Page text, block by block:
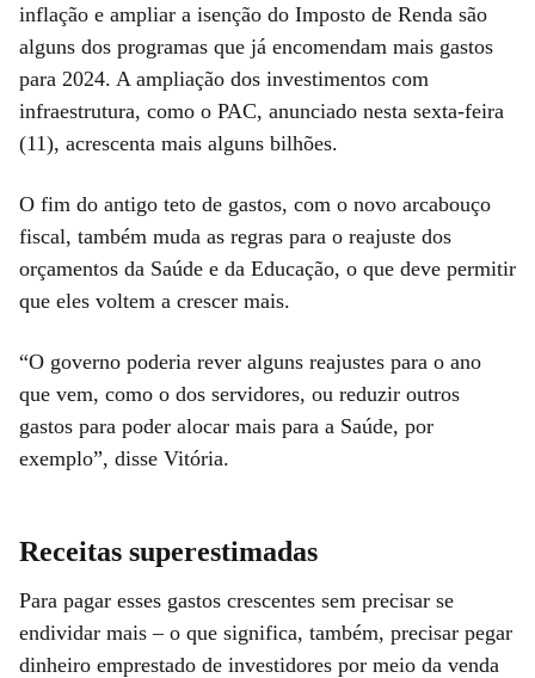
inflação e ampliar a isenção do Imposto de Renda são
alguns dos programas que já encomendam mais gastos
para 2024. A ampliação dos investimentos com
infraestrutura, como o PAC, anunciado nesta sexta-feira
(11), acrescenta mais alguns bilhões.
O fim do antigo teto de gastos, com o novo arcabouço
fiscal, também muda as regras para o reajuste dos
orçamentos da Saúde e da Educação, o que deve permitir
que eles voltem a crescer mais.
“O governo poderia rever alguns reajustes para o ano
que vem, como o dos servidores, ou reduzir outros
gastos para poder alocar mais para a Saúde, por
exemplo”, disse Vitória.
Receitas superestimadas
Para pagar esses gastos crescentes sem precisar se
endividar mais – o que significa, também, precisar pegar
dinheiro emprestado de investidores por meio da venda